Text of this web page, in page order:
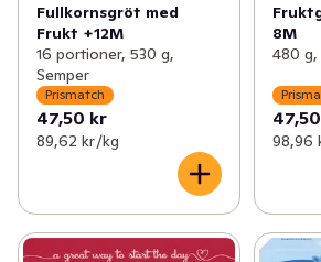
Fullkornsgröt med
Frukt +12M
16 portioner, 530 g,
Semper
Prismatch
47,50 kr
89,62 kr /kg
8M
480 g,
98,96